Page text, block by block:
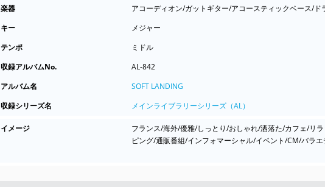
楽器
アコーディオン/ガットギター/アコースティックベース/
キー
メジャー
テンポ
ミドル
収録アルバムNo.
AL-842
アルバム名
SOFT LANDING
収録シリーズ名
メインライブラリーシリーズ（AL）
イメージ
フランス/海外/優雅/しっとり/おしゃれ/洒落た/カフェ/リ
ピング/通販番組/インフォマーシャル/イベント/CM/バラ